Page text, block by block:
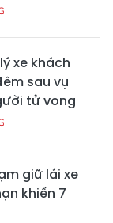
xe khách
sau vụ
tử vong
giữ lái xe
khiến 7